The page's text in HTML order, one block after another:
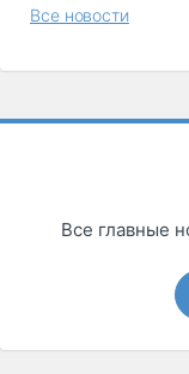
Все новости
Все главные